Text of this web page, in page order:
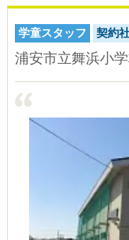
学童スタッフ 契約
浦安市立舞浜小